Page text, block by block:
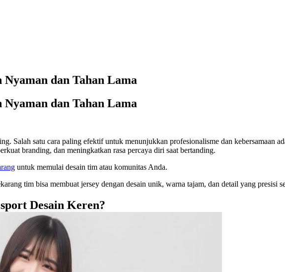
dan Tahan Lama
dan Tahan Lama
Salah satu cara paling efektif untuk menunjukkan profesionalisme dan kebersamaan
branding, dan meningkatkan rasa percaya diri saat bertanding.
untuk memulai desain tim atau komunitas Anda.
tim bisa membuat jersey dengan desain unik, warna tajam, dan detail yang presisi
Desain Keren?